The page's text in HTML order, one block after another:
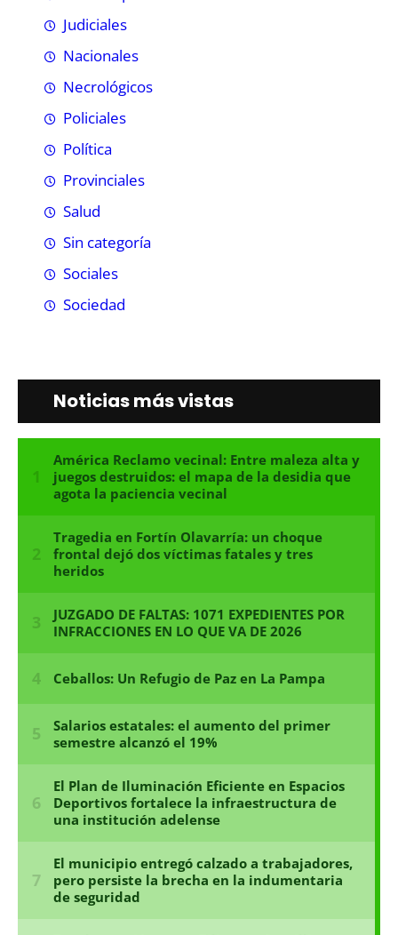
Judiciales
Nacionales
Necrológicos
Policiales
Política
Provinciales
Salud
Sin categoría
Sociales
Sociedad
Noticias más vistas